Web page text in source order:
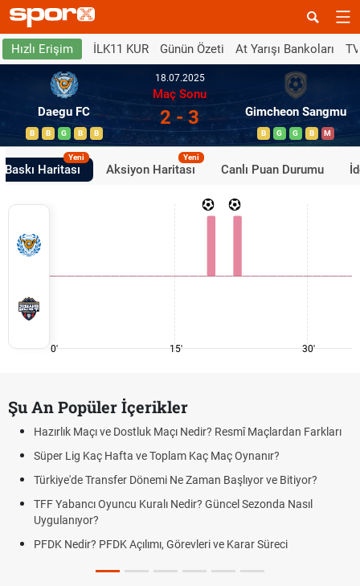
Hızlı Erişim İLK11 KUR Günün Özeti At Yarışı Bankoları
Daegu FC
B B G B B
18.07.2025
Maç Sonu
2 - 3 Gimcheon Sangmu
B G G B M
Baskı Haritası
Yeni
Aksiyon Haritası
Yeni
Canlı Puan Durumu
0' 15' 30'
Şu An Popüler İçerikler
Hazırlık Maçı ve Dostluk Maçı Nedir? Resmî Maçlardan Farkları
Süper Lig Kaç Hafta ve Toplam Kaç Maç Oynanır?
Türkiye'de Transfer Dönemi Ne Zaman Başlıyor ve Bitiyor?
TFF Yabancı Oyuncu Kuralı Nedir? Güncel Sezonda Nasıl
Uygulanıyor?
PFDK Nedir? PFDK Açılımı, Görevleri ve Karar Süreci